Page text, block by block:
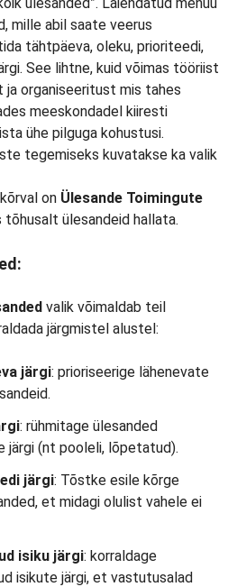
on Ülesande Toimingute
ülesandeid hallata.
valik võimaldab teil
järgmistel alustel:
järgi: prioriseerige lähenevate
: rühmitage ülesanded
järgi (nt pooleli, lõpetatud).
järgi: Tõstke esile kõrge
et midagi olulist vahele ei
isiku järgi: korraldage
isikute järgi, et vastutusalad